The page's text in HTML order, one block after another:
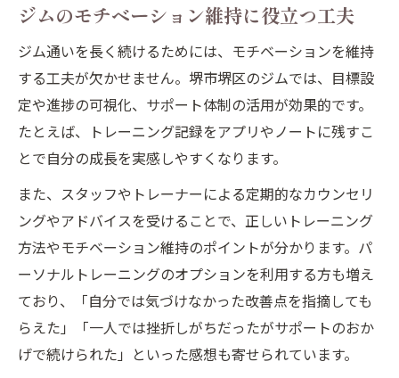
ジムのモチベーション維持に役立つ工夫
ジム通いを長く続けるためには、モチベーションを維持
する工夫が欠かせません。堺市堺区のジムでは、目標設
定や進捗の可視化、サポート体制の活用が効果的です。
たとえば、トレーニング記録をアプリやノートに残すこ
とで自分の成長を実感しやすくなります。
また、スタッフやトレーナーによる定期的なカウンセリ
ングやアドバイスを受けることで、正しいトレーニング
方法やモチベーション維持のポイントが分かります。パ
ーソナルトレーニングのオプションを利用する方も増え
ており、「自分では気づけなかった改善点を指摘しても
らえた」「一人では挫折しがちだったがサポートのおか
げで続けられた」といった感想も寄せられています。